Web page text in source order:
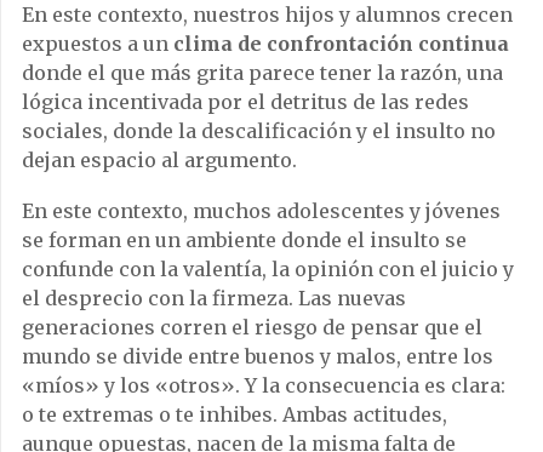
En este contexto, nuestros hijos y alumnos crecen
expuestos a un clima de confrontación continua
donde el que más grita parece tener la razón, una
lógica incentivada por el detritus de las redes
sociales, donde la descalificación y el insulto no
dejan espacio al argumento.
En este contexto, muchos adolescentes y jóvenes
se forman en un ambiente donde el insulto se
confunde con la valentía, la opinión con el juicio y
el desprecio con la firmeza. Las nuevas
generaciones corren el riesgo de pensar que el
mundo se divide entre buenos y malos, entre los
«míos» y los «otros». Y la consecuencia es clara:
o te extremas o te inhibes. Ambas actitudes,
aunque opuestas, nacen de la misma falta de